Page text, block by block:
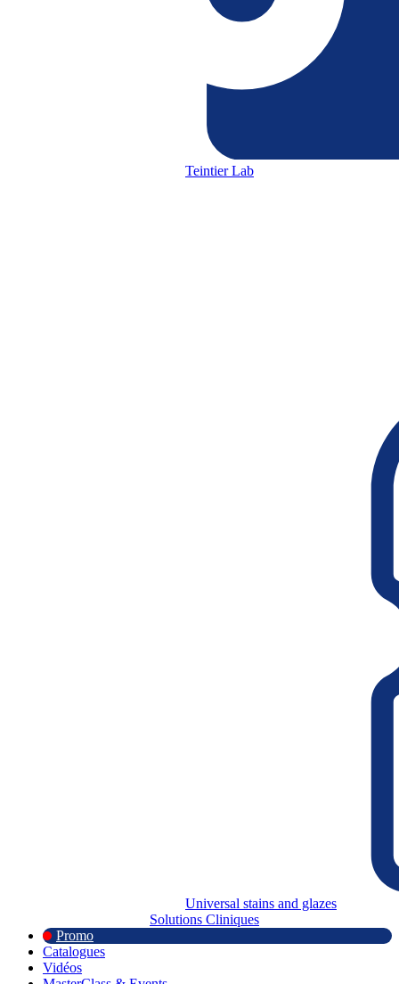
Teintier Lab
Universal stains and glazes
Solutions Cliniques
Promo
Catalogues
Vidéos